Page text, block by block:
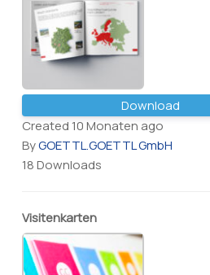
Download
Created 10 Monaten ago
ByGOETTL.GOETTL GmbH
18 Downloads
Visitenkarten